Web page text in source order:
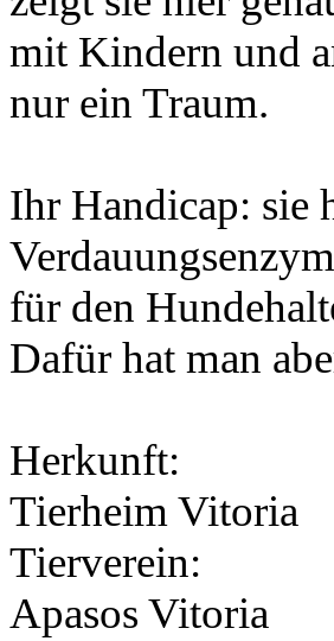
mit Kindern und
nur ein Traum.
Ihr Handicap: sie
für den
Dafür hat man
Herkunft:
Tierheim Vitoria
Tierverein:
Apasos Vitoria